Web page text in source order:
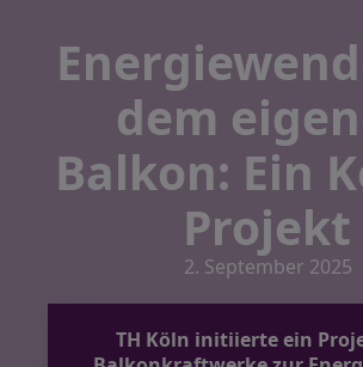
dem
Balkon: Ein
Projekt
2. September 2025
TH Köln initiierte ein